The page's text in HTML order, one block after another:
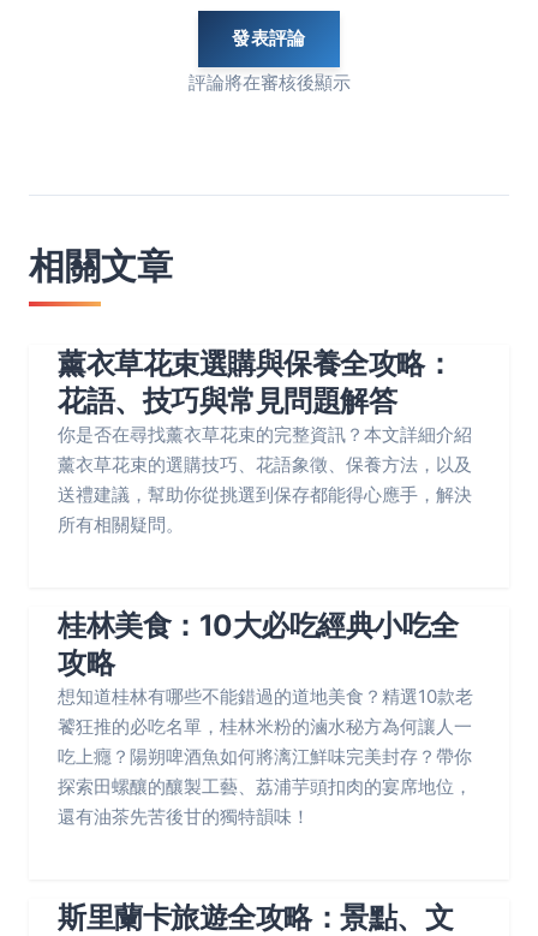
發表評論
評論將在審核後顯示
相關文章
薰衣草花束選購與保養全攻略：
花語、技巧與常見問題解答
你是否在尋找薰衣草花束的完整資訊？本文詳細介紹
薰衣草花束的選購技巧、花語象徵、保養方法，以及
送禮建議，幫助你從挑選到保存都能得心應手，解決
所有相關疑問。
‌桂林美食：10大必吃經典小吃全
攻略
‌想知道桂林有哪些不能錯過的道地美食？精選10款老
饕狂推的必吃名單，桂林米粉的滷水秘方為何讓人一
吃上癮？陽朔啤酒魚如何將漓江鮮味完美封存？帶你
探索田螺釀的釀製工藝、荔浦芋頭扣肉的宴席地位，
還有油茶先苦後甘的獨特韻味！
斯里蘭卡旅遊全攻略：景點、文